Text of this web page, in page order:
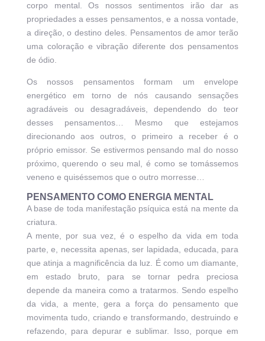
corpo mental. Os nossos sentimentos irão dar as
propriedades a esses pensamentos, e a nossa vontade,
a direção, o destino deles. Pensamentos de amor terão
uma coloração e vibração diferente dos pensamentos
de ódio.
Os nossos pensamentos formam um envelope
energético em torno de nós causando sensações
agradáveis ou desagradáveis, dependendo do teor
desses pensamentos… Mesmo que estejamos
direcionando aos outros, o primeiro a receber é o
próprio emissor. Se estivermos pensando mal do nosso
próximo, querendo o seu mal, é como se tomássemos
veneno e quiséssemos que o outro morresse…
PENSAMENTO COMO ENERGIA MENTAL
A base de toda manifestação psíquica está na mente da
criatura.
A mente, por sua vez, é o espelho da vida em toda
parte, e, necessita apenas, ser lapidada, educada, para
que atinja a magnificência da luz. É como um diamante,
em estado bruto, para se tornar pedra preciosa
depende da maneira como a tratarmos. Sendo espelho
da vida, a mente, gera a força do pensamento que
movimenta tudo, criando e transformando, destruindo e
refazendo, para depurar e sublimar. Isso, porque em